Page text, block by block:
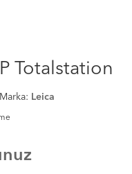
Totalstation
Marka: Leica